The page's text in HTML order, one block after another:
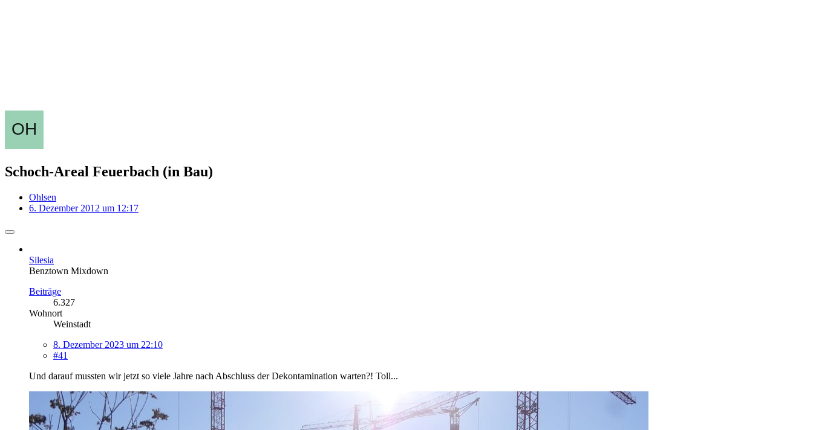
Schoch-Areal Feuerbach (in Bau)
Ohlsen
6. Dezember 2012 um 12:17
Silesia
Benztown Mixdown
Beiträge
6.327
Wohnort
Weinstadt
8. Dezember 2023 um 22:10
#41
Und darauf mussten wir jetzt so viele Jahre nach Abschluss der Dekontamination warten?! Toll...